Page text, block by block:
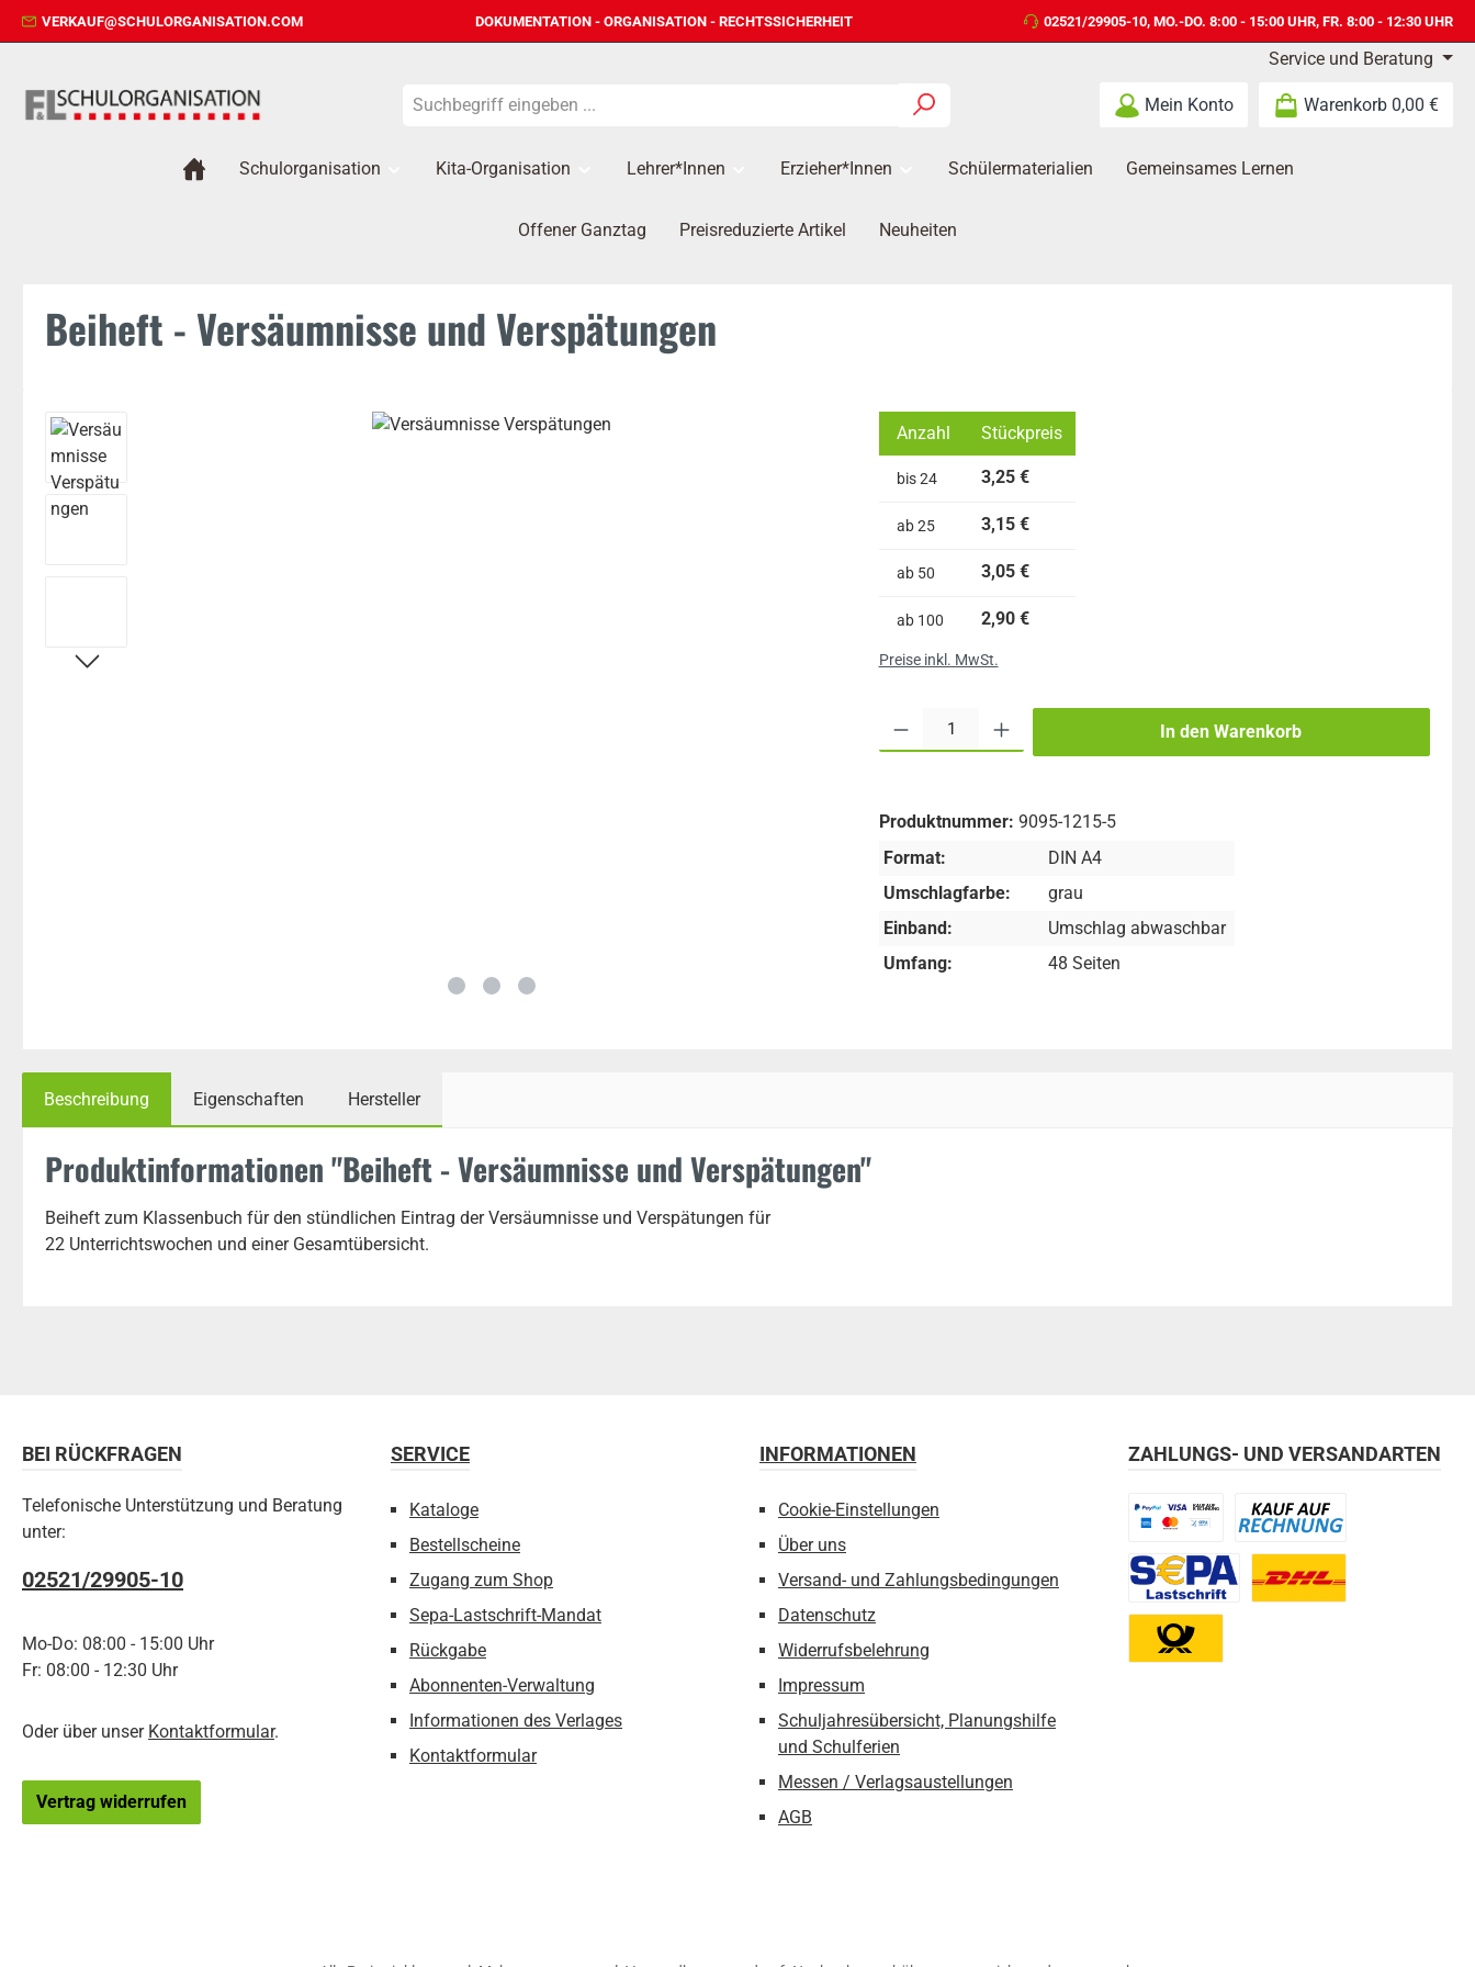
Hauptinhalt springen
Zur Suche springen
Zur Hauptnavigation springen
VERKAUF@SCHULORGANISATION.COM DOKUMENTATION - ORGANISATION - RECHTSSICHERHEIT 02521/29905-10, MO.-DO. 8:00 - 15:00 UHR, FR. 8:00 - 12:30 UHR
Service und Beratung
Mein Konto Warenkorb 0,00 €
Schulorganisation Kita-Organisation Lehrer*innen Erzieher*Innen Schülermaterialien Gemeinsames Lernen
Offener Ganztag Preisreduzierte Artikel Neuheiten
Beiheft - Versäumnisse und Verspätungen
Bildergalerie überspringen Anzahl Stückpreis
bis24 3,25 €
ab25 3,15 €
ab 50 3,05 €
ab 100 2,90 €
Preise inkl. MwSt.
In den Warenkorb
Produktnummer: 9095-1215-5
Format:
DIN A4
Umschlagfarbe:
grau
Einband:
Umschlag abwaschbar
Umfang:
48 Seiten
Beschreibung Eigenschaften Hersteller
Produktinformationen "Beiheft - Versäumnisse und Verspätungen"
Beiheft zum Klassenbuch für den stündlichen Eintrag der Versäumnisse und Verspätungen für
22 Unterrichtswochen und einer Gesamtübersicht.
BEI RÜCKFRAGEN
Telefonische Unterstützung und Beratung
unter:
02521/29905-10
Mo-Do: 08:00 - 15:00 Uhr
Fr: 08:00 - 12:30 Uhr
Oder über unser Kontaktformular.
Vertrag widerrufen
SERVICE
Kataloge
Bestellscheine
Zugang zum Shop
Sepa-Lastschrift-Mandat
Rückgabe
Abonnenten-Verwaltung
Informationen des Verlages
Kontaktformular
INFORMATIONEN
Cookie-Einstellungen
Über uns
Versand- und Zahlungsbedingungen
Datenschutz
Widerrufsbelehrung
Impressum
Schuljahresübersicht, Planungshilfe
und Schulferien
Messen / Verlagsaustellungen
AGB
ZAHLUNGS- UND VERSANDARTEN
Benutzerdefiniertes Bild 1Benutzerdefiniertes Bild 2
Benutzerdefiniertes Bild 3